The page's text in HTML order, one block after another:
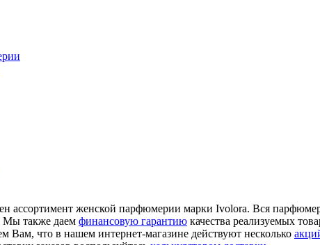
ассортимент женской парфюмерии марки Ivolora. Вся
Мы также даем финансовую гарантию качества реализуемых
Вам, что в нашем интернет-магазине действуют несколько